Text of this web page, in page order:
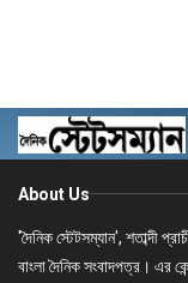
About Us
'দৈনিক স্টেটসম্যান', শতাব্দী
বাংলা দৈনিক সংবাদপত্র। এর